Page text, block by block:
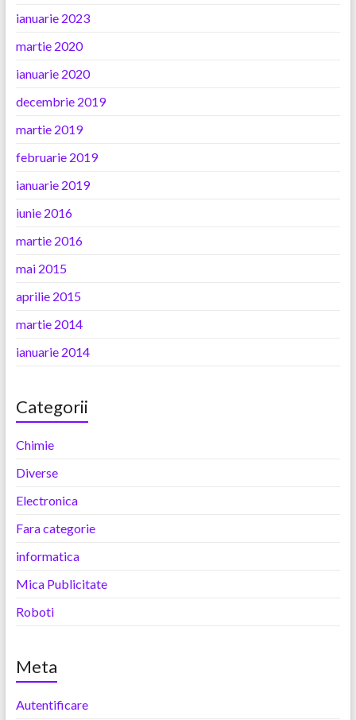
ianuarie 2023
martie 2020
ianuarie 2020
decembrie 2019
martie 2019
februarie 2019
ianuarie 2019
iunie 2016
martie 2016
mai 2015
aprilie 2015
martie 2014
ianuarie 2014
Categorii
Chimie
Diverse
Electronica
Fara categorie
informatica
Mica Publicitate
Roboti
Meta
Autentificare